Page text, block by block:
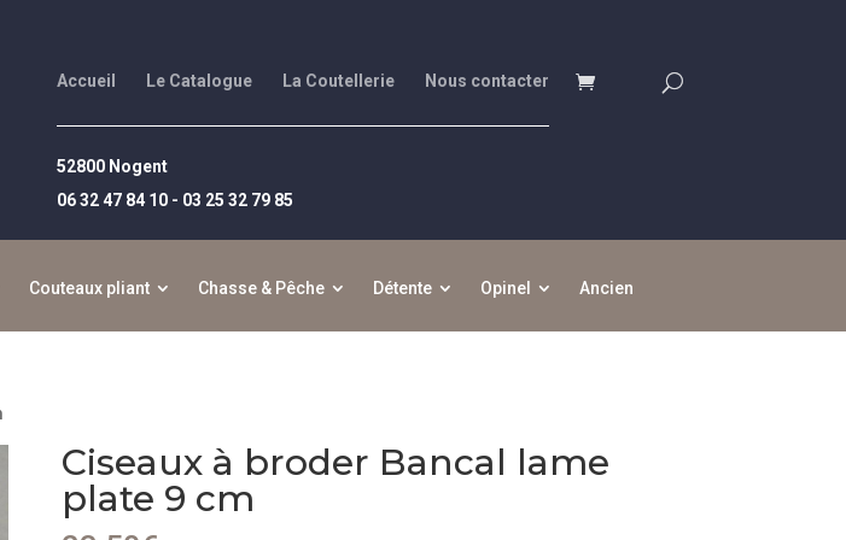
Accueil Le Catalogue La Coutellerie Nous contacter
52800 Nogent
06 32 47 84 10 - 03 25 32 79 85
Couteaux pliant Chasse & Pêche Détente Opinel Ancien
Ciseaux à broder Bancal lame
plate 9 cm